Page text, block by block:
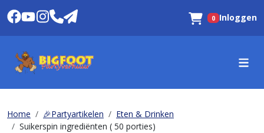
Winkelwagen
0 Inloggen
Home 🎉Partyartikelen
Eten & Drinken
Suikerspin ingrediënten ( 50 porties)